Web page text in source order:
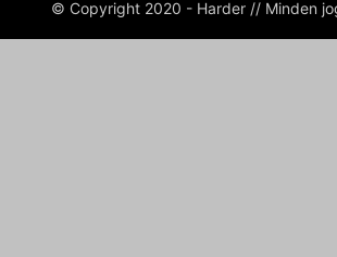
© Copyright 2020 - Harder // Minden